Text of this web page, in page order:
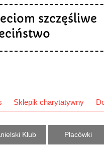
szczęśliwe
Sklepik charytatywny
Klub Placówki